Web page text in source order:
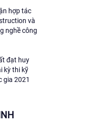
hợp tác
và
nghề công
đạt huy
kỳ thi kỹ
gia 2021